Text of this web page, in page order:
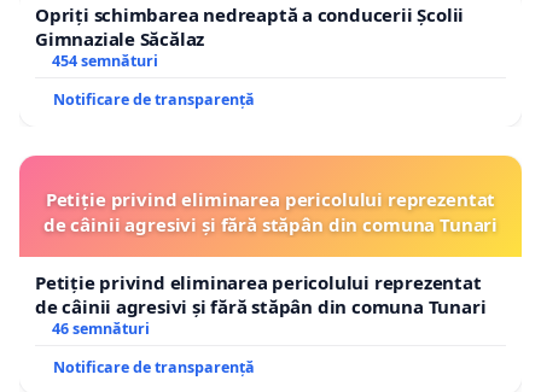
Opriți schimbarea nedreaptă a conducerii Școlii
Gimnaziale Săcălaz
454 semnături
Notificare de transparență
Petiție privind eliminarea pericolului reprezentat
de câinii agresivi și fără stăpân din comuna Tunari
Petiție privind eliminarea pericolului reprezentat
de câinii agresivi și fără stăpân din comuna Tunari
46 semnături
Notificare de transparență